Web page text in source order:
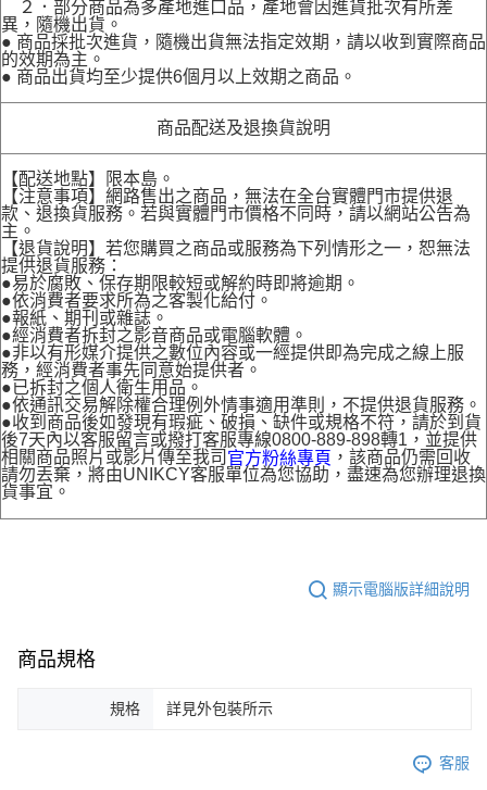
２．部分商品為多產地進口品，產地會因進貨批次有所差
異，隨機出貨。
● 商品採批次進貨，隨機出貨無法指定效期，請以收到實際商品
的效期為主。
● 商品出貨均至少提供6個月以上效期之商品。
商品配送及退換貨說明
【配送地點】限本島。
【注意事項】網路售出之商品，無法在全台實體門市提供退
款、退換貨服務。若與實體門市價格不同時，請以網站公告為
主。
【退貨說明】若您購買之商品或服務為下列情形之一，恕無法
提供退貨服務：
●易於腐敗、保存期限較短或解約時即將逾期。
●依消費者要求所為之客製化給付。
●報紙、期刊或雜誌。
●經消費者拆封之影音商品或電腦軟體。
●非以有形媒介提供之數位內容或一經提供即為完成之線上服
務，經消費者事先同意始提供者。
●已拆封之個人衛生用品。
●依通訊交易解除權合理例外情事適用準則，不提供退貨服務。
●收到商品後如發現有瑕疵、破損、缺件或規格不符，請於到貨
後7天內以客服留言或撥打客服專線0800-889-898轉1，並提供
相關商品照片或影片傳至我司 官方粉絲專頁 ，該商品仍需回收
請勿丟棄，將由UNIKCY客服單位為您協助，盡速為您辦理退換
貨事宜。
顯示電腦版詳細說明
商品規格
規格 詳見外包裝所示
客服